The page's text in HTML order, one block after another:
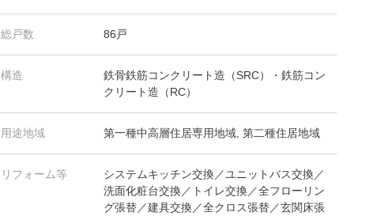
総戸数 86戸
構造
鉄骨鉄筋コンクリート造（SRC）・鉄筋コン
クリート造（RC）
用途地域 第一種中高層住居専用地域, 第二種住居地域
リフォーム等
システムキッチン交換／ユニットバス交換／
洗面化粧台交換／トイレ交換／全フローリン
グ張替／建具交換／全クロス張替／玄関床張